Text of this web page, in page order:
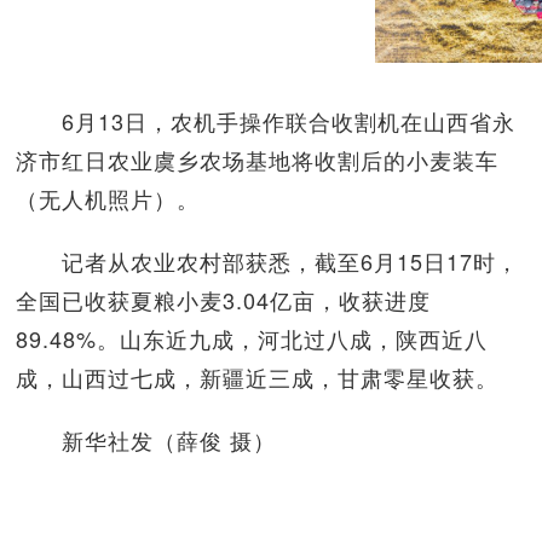
6月13日，农机手操作联合收割机在山西省永
济市红日农业虞乡农场基地将收割后的小麦装车
（无人机照片）。
记者从农业农村部获悉，截至6月15日17时，
全国已收获夏粮小麦3.04亿亩，收获进度
89.48%。山东近九成，河北过八成，陕西近八
成，山西过七成，新疆近三成，甘肃零星收获。
新华社发（薛俊 摄）